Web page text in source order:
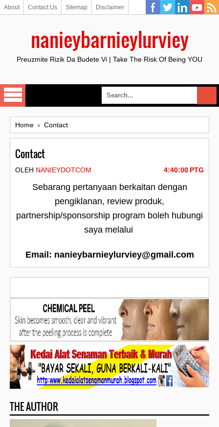
About Contact Us Sitemap Disclaimer
nanieybarnieylurviey
Preuzmite Rizik Da Budete Vi | Take The Risk Of Being YOU
Home › Contact
Contact
OLEH NANIEYDOTCOM 4:40:00 PTG
Sebarang pertanyaan berkaitan dengan
pengiklanan, review produk,
partnership/sponsorship program boleh hubungi
saya melalui
Email: nanieybarnieylurviey@gmail.com
THE AUTHOR